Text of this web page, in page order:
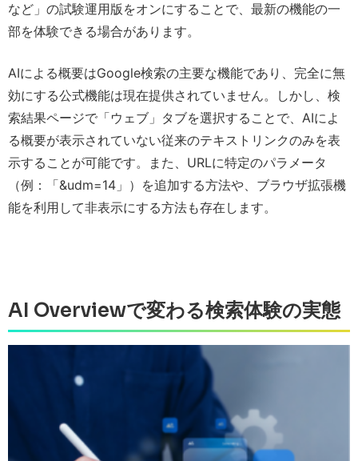
など」の試験運用版をオンにすることで、最新の機能の一
部を体験できる場合があります。
AIによる概要はGoogle検索の主要な機能であり、完全に無
効にする公式機能は現在提供されていません。しかし、検
索結果ページで「ウェブ」タブを選択することで、AIによ
る概要が表示されていない従来のテキストリンクのみを表
示することが可能です。また、URLに特定のパラメータ
（例：「&udm=14」）を追加する方法や、ブラウザ拡張機
能を利用して非表示にする方法も存在します。
AI Overviewで変わる検索体験の実態